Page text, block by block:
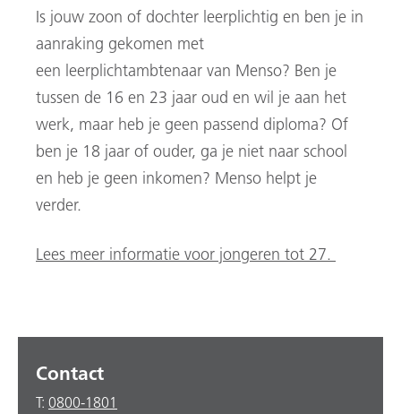
Is jouw zoon of dochter leerplichtig en ben je in
aanraking gekomen met
een leerplichtambtenaar van Menso? Ben je
tussen de 16 en 23 jaar oud en wil je aan het
werk, maar heb je geen passend diploma? Of
ben je 18 jaar of ouder, ga je niet naar school
en heb je geen inkomen? Menso helpt je
verder.
Lees meer informatie voor jongeren tot 27.
Contact
T: 0800-1801